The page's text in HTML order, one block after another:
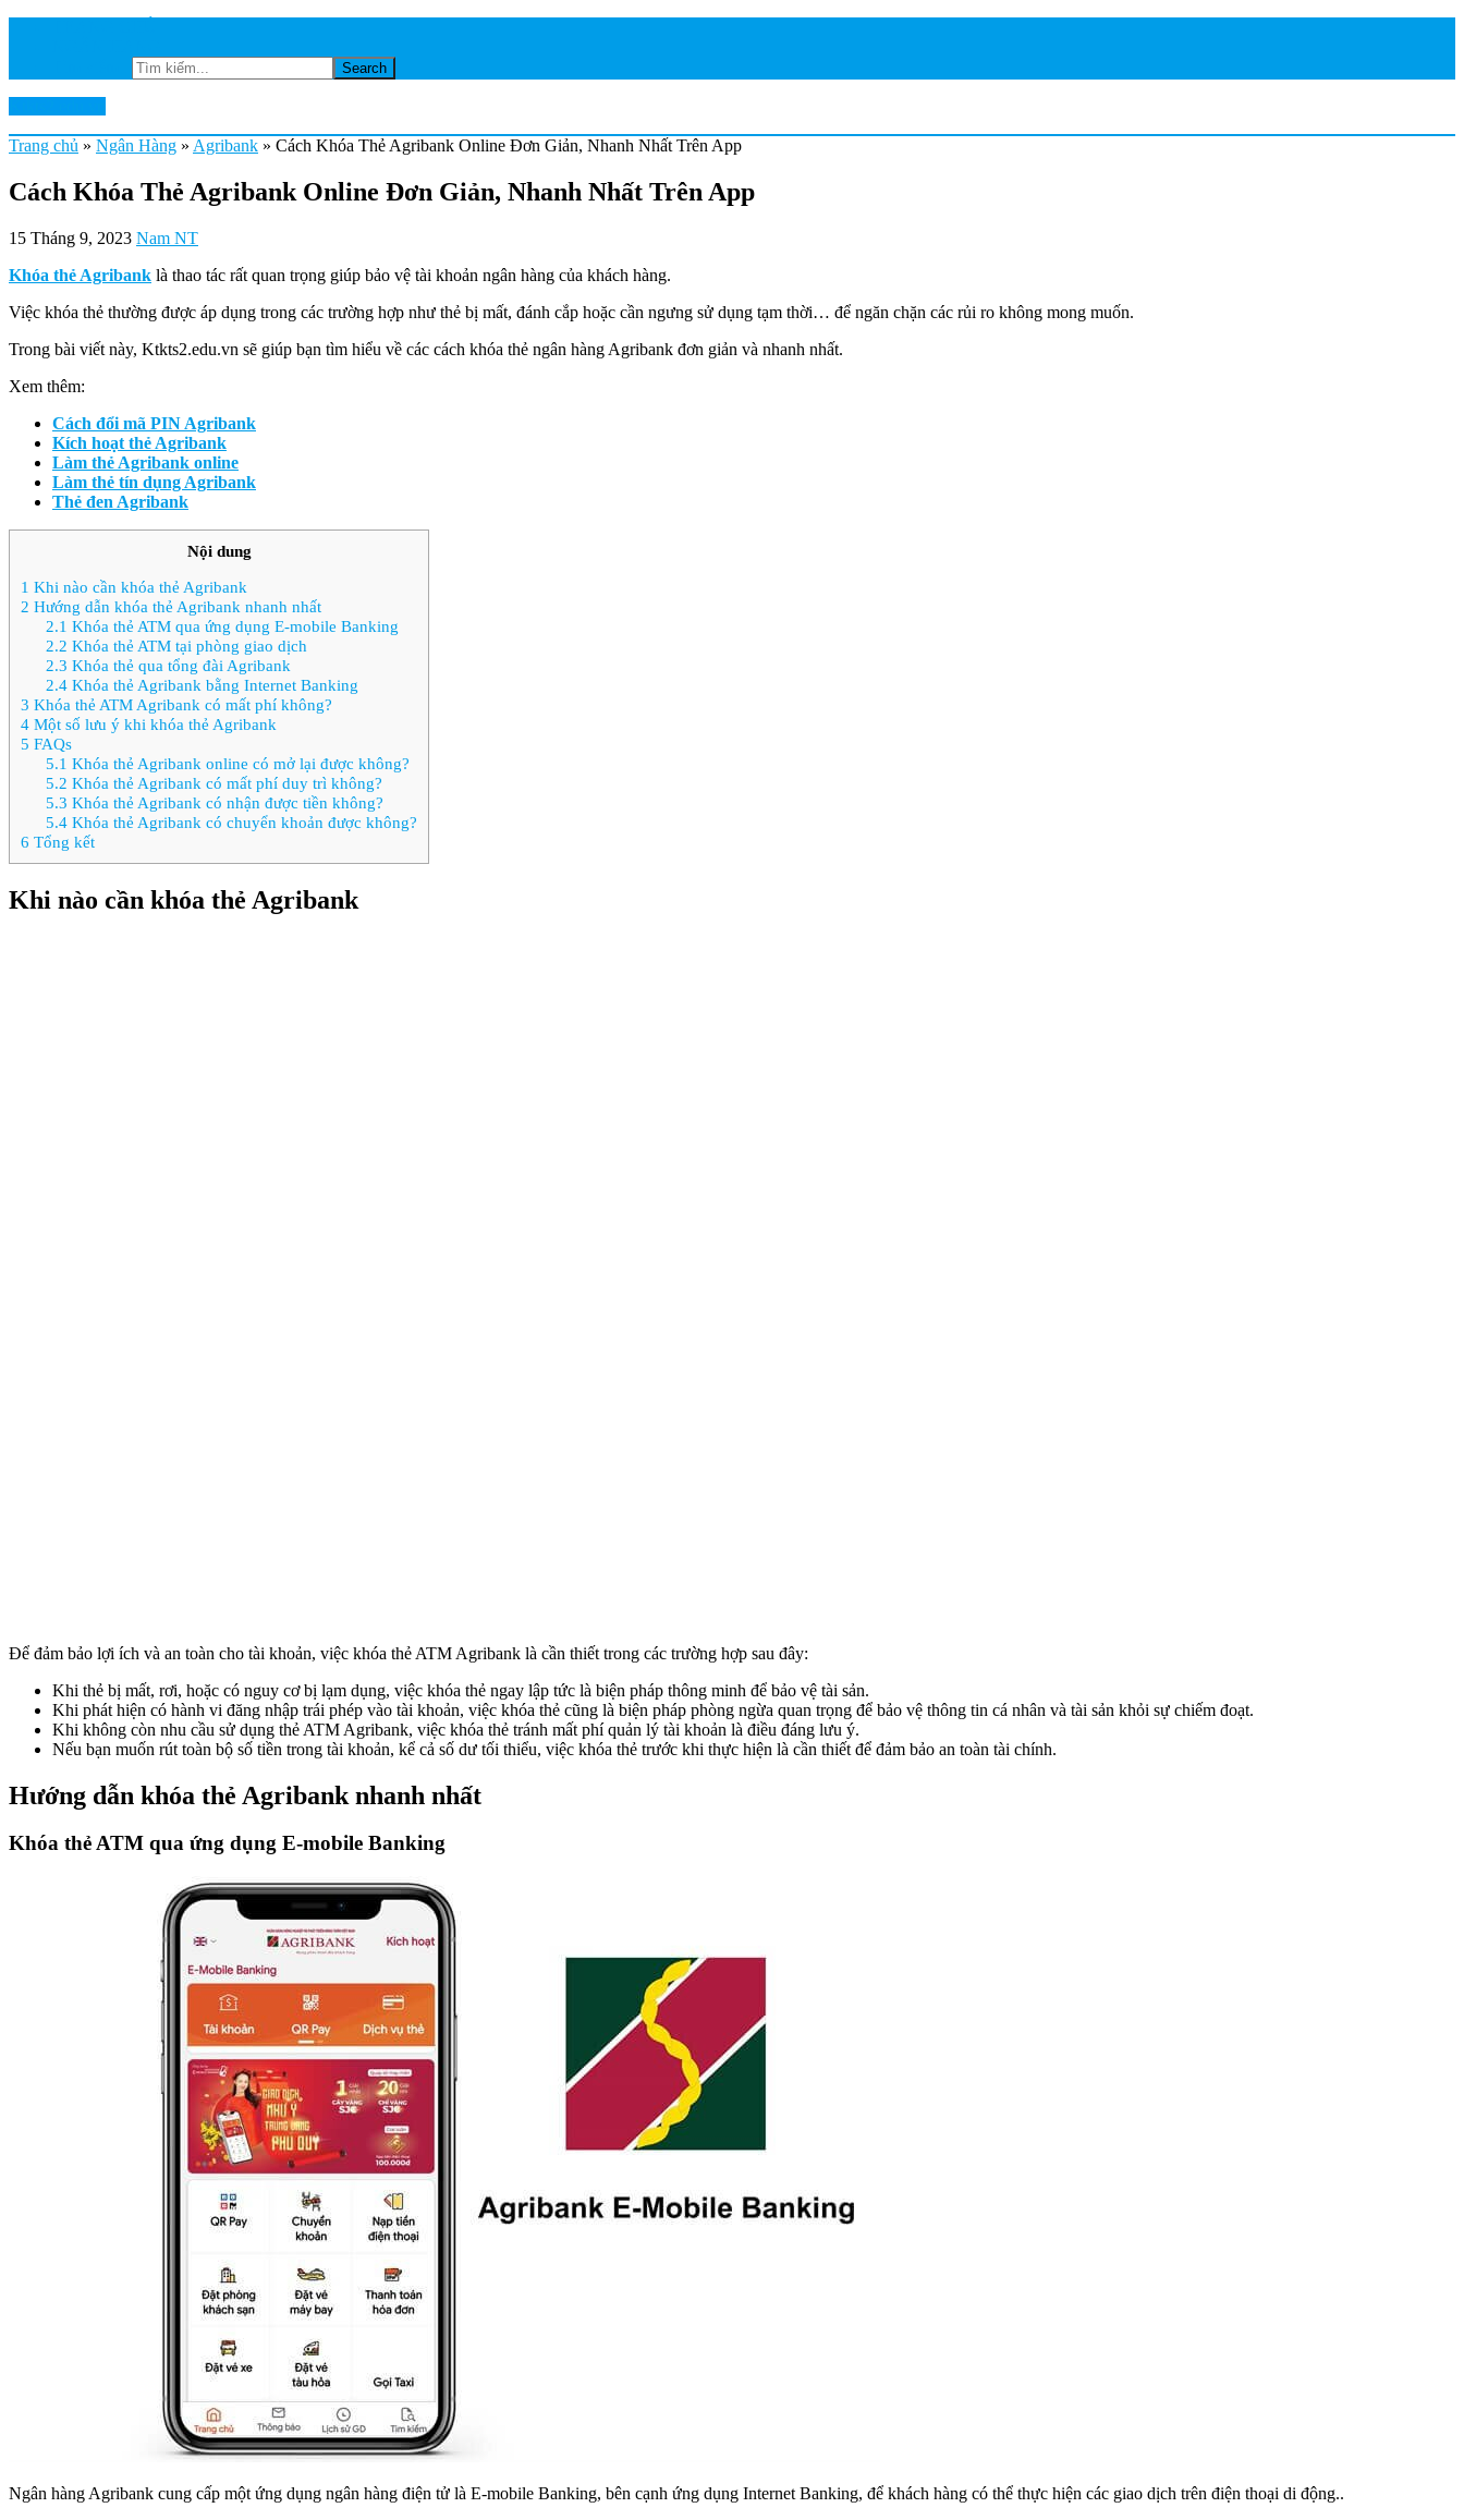
Trang chủ » Ngân Hàng » Agribank » Cách Khóa Thẻ Agribank Online Đơn Giản, Nhanh Nhất Trên App
Cách Khóa Thẻ Agribank Online Đơn Giản, Nhanh Nhất Trên App
15 Tháng 9, 2023 Nam NT
Khóa thẻ Agribank là thao tác rất quan trọng giúp bảo vệ tài khoản ngân hàng của khách hàng.
Việc khóa thẻ thường được áp dụng trong các trường hợp như thẻ bị mất, đánh cắp hoặc cần ngưng sử dụng tạm thời… để ngăn chặn các rủi ro không mong muốn.
Trong bài viết này, Ktkts2.edu.vn sẽ giúp bạn tìm hiểu về các cách khóa thẻ ngân hàng Agribank đơn giản và nhanh nhất.
Xem thêm:
Cách đổi mã PIN Agribank
Kích hoạt thẻ Agribank
Làm thẻ Agribank online
Làm thẻ tín dụng Agribank
Thẻ đen Agribank
Nội dung
1 Khi nào cần khóa thẻ Agribank
2 Hướng dẫn khóa thẻ Agribank nhanh nhất
2.1 Khóa thẻ ATM qua ứng dụng E-mobile Banking
2.2 Khóa thẻ ATM tại phòng giao dịch
2.3 Khóa thẻ qua tổng đài Agribank
2.4Khóa thẻ Agribank bằng Internet Banking
3 Khóa thẻ ATM Agribank có mất phí không?
4 Một số lưu ý khi khóa thẻ Agribank
5 FAQs
5.1 Khóa thẻ Agribank online có mở lại được không?
5.2 Khóa thẻ Agribank có mất phí duy trì không?
5.3 Khóa thẻ Agribank có nhận được tiền không?
5.4Khóa thẻ Agribank có chuyển khoản được không?
6 Tổng kết
Khi nào cần khóa thẻ Agribank
Để đảm bảo lợi ích và an toàn cho tài khoản, việc khóa thẻ ATM Agribank là cần thiết trong các trường hợp sau đây:
Khi thẻ bị mất, rơi, hoặc có nguy cơ bị lạm dụng, việc khóa thẻ ngay lập tức là biện pháp thông minh để bảo vệ tài sản.
Khi phát hiện có hành vi đăng nhập trái phép vào tài khoản, việc khóa thẻ cũng là biện pháp phòng ngừa quan trọng để bảo vệ thông tin cá nhân và tài sản khỏi sự chiếm đoạt.
Khi không còn nhu cầu sử dụng thẻ ATM Agribank, việc khóa thẻ tránh mất phí quản lý tài khoản là điều đáng lưu ý.
Nếu bạn muốn rút toàn bộ số tiền trong tài khoản, kể cả số dư tối thiểu, việc khóa thẻ trước khi thực hiện là cần thiết để đảm bảo an toàn tài chính.
Hướng dẫn khóa thẻ Agribank nhanh nhất
Khóa thẻ ATM qua ứng dụng E-mobile Banking
Ngân hàng Agribank cung cấp một ứng dụng ngân hàng điện tử là E-mobile Banking, bên cạnh ứng dụng Internet Banking, để khách hàng có thể thực hiện các giao dịch trên điện thoại di động..